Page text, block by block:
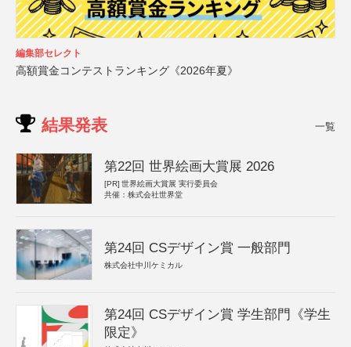
編集部セレクト
高額賞金コンテストランキング《2026年夏》
結果発表 一覧
第22回 世界絵画大賞展 2026
[PR] 世界絵画大賞展 実行委員会
共催：株式会社世界堂
第24回 CSデザイン賞 一般部門
株式会社中川ケミカル
第24回 CSデザイン賞 学生部門《学生
限定》